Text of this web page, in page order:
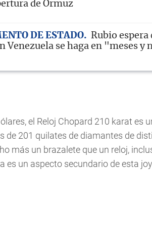
de Ormuz
DE ESTADO
Rubio espera
Venezuela se haga en "meses y
el Reloj Chopard 210 karat es
de 201 quilates de diamantes de
más un brazalete que un reloj,
es un aspecto secundario de esta